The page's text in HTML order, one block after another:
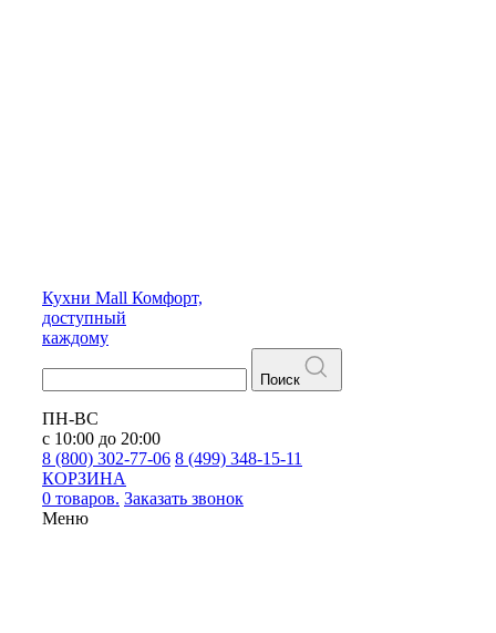
Кухни Mall Комфорт,
доступный
каждому
Поиск
ПН-ВС
с 10:00 до 20:00
8 (800) 302-77-06 8 (499) 348-15-11
КОРЗИНА
0 товаров. Заказать звонок
Меню